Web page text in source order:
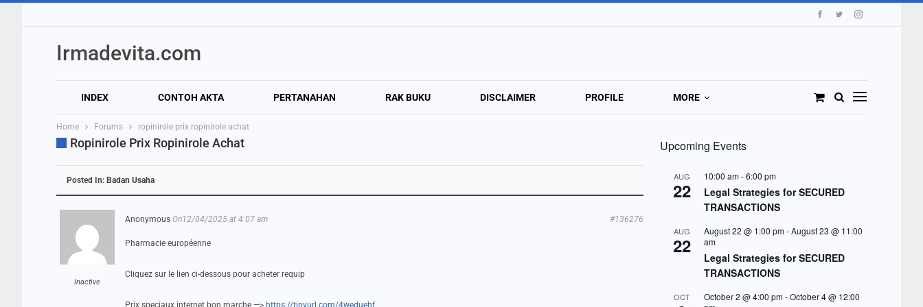
Irmadevita.com
INDEX CONTOH AKTA PERTANAHAN RAK BUKU DISCLAIMER PROFILE MORE
Home Forums ropinirole prix ropinirole achat
Ropinirole Prix Ropinirole Achat
Posted In: Badan Usaha
Inactive
Anonymous On12/04/2025 at 4:07 am #136276
Pharmacie européenne
Cliquez sur le lien ci-dessous pour acheter requip
Prix speciaux internet bon marche —> https://tinyurl.com/4weduehf
Upcoming Events
AUG
22
10:00 am-6:00 pm
Legal Strategies for SECURED
TRANSACTIONS
AUG
22
August 22 @ 1:00 pm-August 23 @ 11:00
am
Legal Strategies for SECURED
TRANSACTIONS
OCT October 2 @ 4:00 pm-October 4 @ 12:00